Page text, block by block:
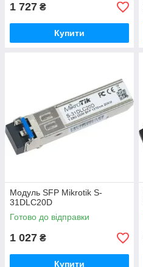
1 727 ₴
Купити
Модуль SFP Mikrotik S-
31DLC20D
Готово до відправки
1 027 ₴
Купити